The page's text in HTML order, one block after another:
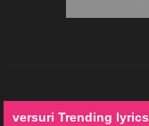
versuri Trending lyrics